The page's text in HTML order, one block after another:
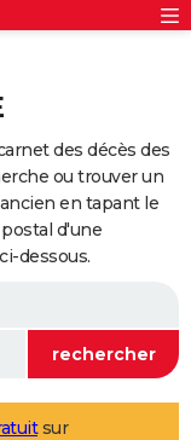
des décès des
ou trouver un
en tapant le
d'une
dessous.
sur